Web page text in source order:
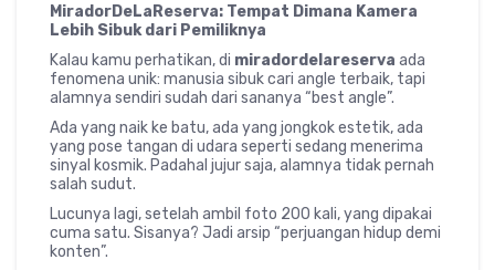
MiradorDeLaReserva: Tempat Dimana Kamera
Lebih Sibuk dari Pemiliknya
Kalau kamu perhatikan, di miradordelareserva ada
fenomena unik: manusia sibuk cari angle terbaik, tapi
alamnya sendiri sudah dari sananya “best angle”.
Ada yang naik ke batu, ada yang jongkok estetik, ada
yang pose tangan di udara seperti sedang menerima
sinyal kosmik. Padahal jujur saja, alamnya tidak pernah
salah sudut.
Lucunya lagi, setelah ambil foto 200 kali, yang dipakai
cuma satu. Sisanya? Jadi arsip “perjuangan hidup demi
konten”.